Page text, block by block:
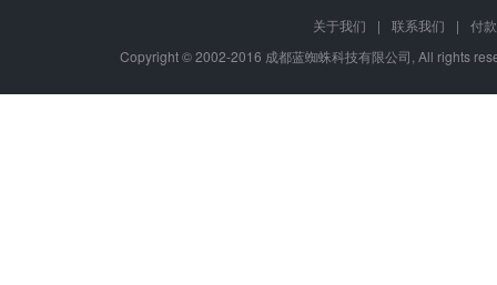
关于我们 | 联系我们 |
付
Copyright © 2002-2016 成都蓝蜘蛛科技有限公司, All rights